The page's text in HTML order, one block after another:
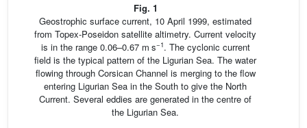
Fig. 1
Geostrophic surface current, 10 April 1999, estimated
from Topex-Poseidon satellite altimetry. Current velocity
is in the range 0.06–0.67 m s−1. The cyclonic current
field is the typical pattern of the Ligurian Sea. The water
flowing through Corsican Channel is merging to the flow
entering Ligurian Sea in the South to give the North
Current. Several eddies are generated in the centre of
the Ligurian Sea.